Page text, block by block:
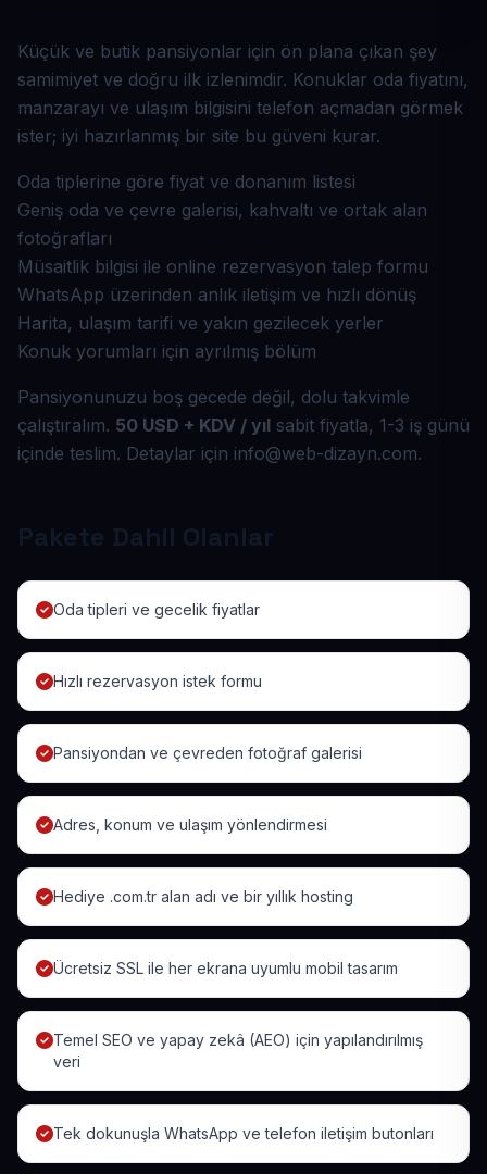
Küçük ve butik pansiyonlar için ön plana çıkan şey
samimiyet ve doğru ilk izlenimdir. Konuklar oda fiyatını,
manzarayı ve ulaşım bilgisini telefon açmadan görmek
ister; iyi hazırlanmış bir site bu güveni kurar.
Oda tiplerine göre fiyat ve donanım listesi
Geniş oda ve çevre galerisi, kahvaltı ve ortak alan
fotoğrafları
Müsaitlik bilgisi ile online rezervasyon talep formu
WhatsApp üzerinden anlık iletişim ve hızlı dönüş
Harita, ulaşım tarifi ve yakın gezilecek yerler
Konuk yorumları için ayrılmış bölüm
Pansiyonunuzu boş gecede değil, dolu takvimle
çalıştıralım. 50 USD + KDV / yıl sabit fiyatla, 1-3 iş günü
içinde teslim. Detaylar için info@web-dizayn.com.
Pakete Dahil Olanlar
Oda tipleri ve gecelik fiyatlar
Hızlı rezervasyon istek formu
Pansiyondan ve çevreden fotoğraf galerisi
Adres, konum ve ulaşım yönlendirmesi
Hediye .com.tr alan adı ve bir yıllık hosting
Ücretsiz SSL ile her ekrana uyumlu mobil tasarım
Temel SEO ve yapay zekâ (AEO) için yapılandırılmış
veri
Tek dokunuşla WhatsApp ve telefon iletişim butonları